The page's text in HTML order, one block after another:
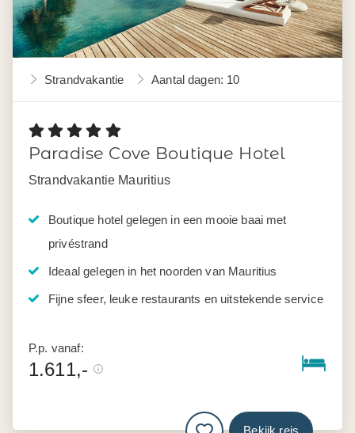
Strandvakantie Aantal dagen: 10
Paradise Cove Boutique Hotel
Strandvakantie Mauritius
Boutique hotel gelegen in een mooie baai met
privéstrand
Ideaal gelegen in het noorden van Mauritius
Fijne sfeer, leuke restaurants en uitstekende service
P.p. vanaf:
1.611,-